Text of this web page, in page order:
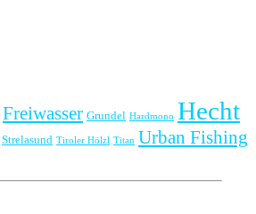
Freiwasser Grundel Hardmono Hecht
Strelasund Tiroler Hölzl Titan Urban Fishing